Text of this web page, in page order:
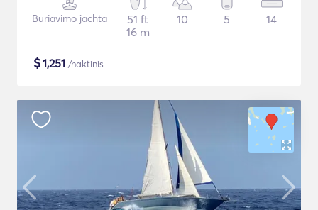
Buriavimo jachta
51 ft
16 m
10 5 14
$1,251 /naktinis